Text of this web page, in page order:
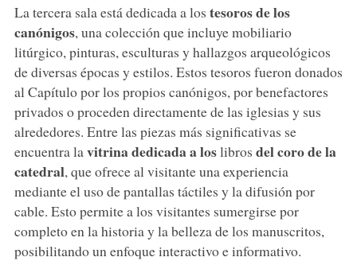
La tercera sala está dedicada a los tesoros de los
canónigos, una colección que incluye mobiliario
litúrgico, pinturas, esculturas y hallazgos arqueológicos
de diversas épocas y estilos. Estos tesoros fueron donados
al Capítulo por los propios canónigos, por benefactores
privados o proceden directamente de las iglesias y sus
alrededores. Entre las piezas más significativas se
encuentra la vitrina dedicada a loslibros del coro de la
catedral, que ofrece al visitante una experiencia
mediante el uso de pantallas táctiles y la difusión por
cable. Esto permite a los visitantes sumergirse por
completo en la historia y la belleza de los manuscritos,
posibilitando un enfoque interactivo e informativo.